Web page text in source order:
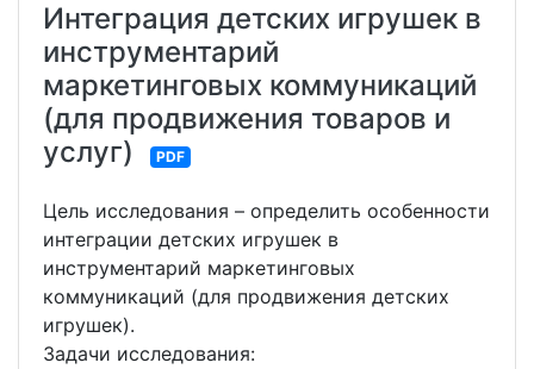
Интеграция детских игрушек в
инструментарий
маркетинговых коммуникаций
(для продвижения товаров и
услуг)
PDF
Цель исследования – определить особенности
интеграции детских игрушек в
инструментарий маркетинговых
коммуникаций (для продвижения детских
игрушек).
Задачи исследования: